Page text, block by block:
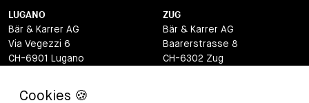
LUGANO
Bär & Karrer AG
Via Vegezzi 6
CH-6901 Lugano
ZUG
Bär & Karrer AG
Baarerstrasse 8
CH-6302 Zug